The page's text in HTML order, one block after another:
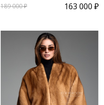
189 000 ₽
163 000 ₽